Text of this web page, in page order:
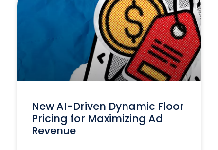
New AI-Driven Dynamic Floor
Pricing for Maximizing Ad
Revenue